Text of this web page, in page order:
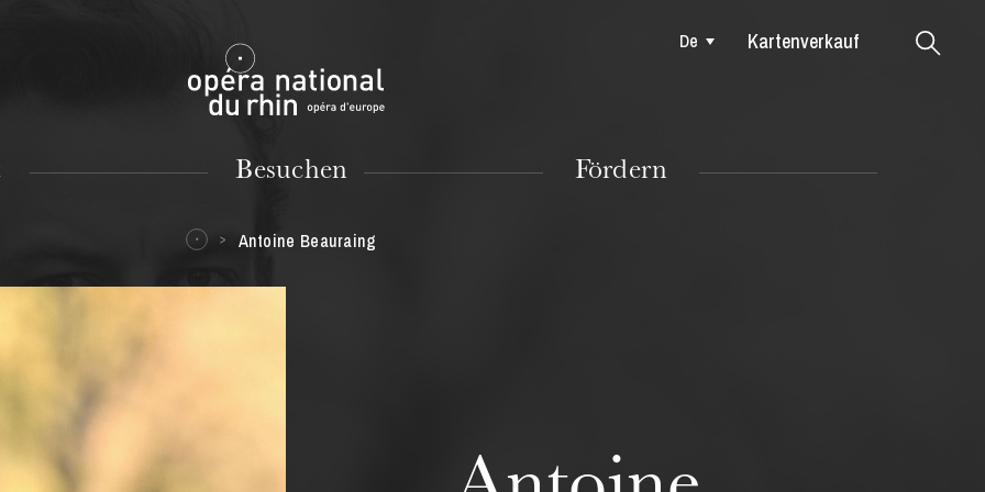
Mulhouse
De Kartenverkauf
Besuchen Fördern
Antoine Beauraing